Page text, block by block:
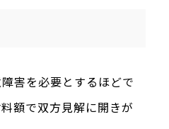
害を必要とするほどで
額で双方見解に開きが